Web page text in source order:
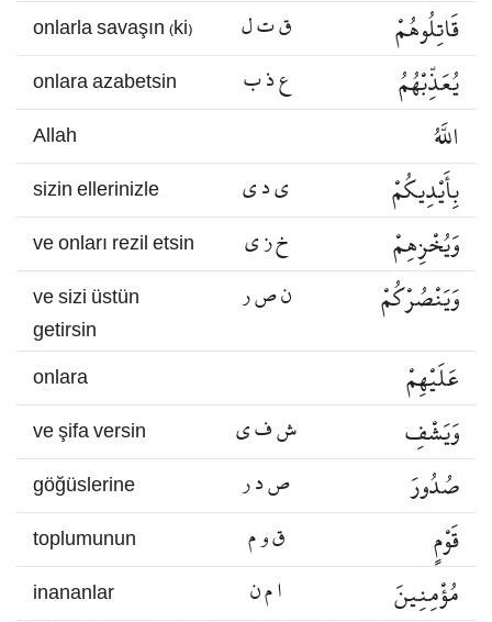
onlarla savaşın (ki) ق ت ل قَاتِلُوهُمْ
onlara azabetsin ع ذ ب يُعَذِّبْهُمُ
Allah اللَّهُ
sizin ellerinizle ي د ي بِأَيْدِيكُمْ
ve onları rezil etsin خ ز ي وَيُخْزِهِمْ
ve sizi üstün
getirsin
ن ص ر وَيَنْصُرْكُمْ
onlara عَلَيْهِمْ
ve şifa versin ش ف ي وَيَشْفِ
göğüslerine ص د ر صُدُورَ
toplumunun ق و م قَوْمٍ
inananlar ا م ن مُؤْمِنِينَ